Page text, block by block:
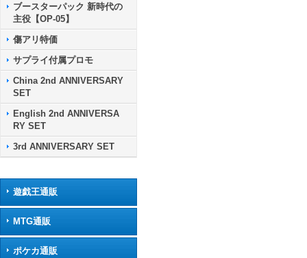
ブースターパック 新時代の
主役【OP-05】
傷アリ特価
サプライ付属プロモ
China 2nd ANNIVERSARY
SET
English 2nd ANNIVERSA
RY SET
3rd ANNIVERSARY SET
遊戯王通販
MTG通販
ポケカ通販